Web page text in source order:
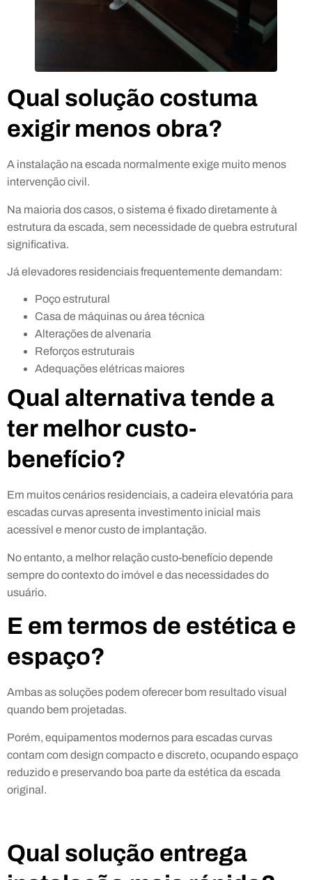
Qual solução costuma
exigir menos obra?
A instalação na escada normalmente exige muito menos
intervenção civil.
Na maioria dos casos, o sistema é fixado diretamente à
estrutura da escada, sem necessidade de quebra estrutural
significativa.
Já elevadores residenciais frequentemente demandam:
Poço estrutural
Casa de máquinas ou área técnica
Alterações de alvenaria
Reforços estruturais
Adequações elétricas maiores
Qual alternativa tende a
ter melhor custo-
benefício?
Em muitos cenários residenciais, a cadeira elevatória para
escadas curvas apresenta investimento inicial mais
acessível e menor custo de implantação.
No entanto, a melhor relação custo-benefício depende
sempre do contexto do imóvel e das necessidades do
usuário.
E em termos de estética e
espaço?
Ambas as soluções podem oferecer bom resultado visual
quando bem projetadas.
Porém, equipamentos modernos para escadas curvas
contam com design compacto e discreto, ocupando espaço
reduzido e preservando boa parte da estética da escada
original.
Qual solução entrega